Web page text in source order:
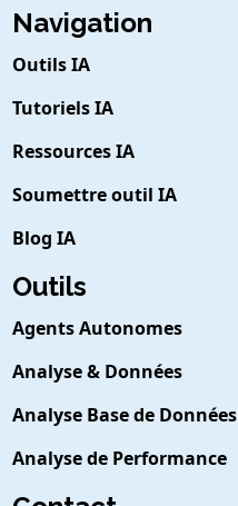
Navigation
Outils IA
Tutoriels IA
Ressources IA
Soumettre outil IA
Blog IA
Outils
Agents Autonomes
Analyse & Données
Analyse Base de Données
Analyse de Performance